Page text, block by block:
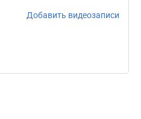
Добавить видеозаписи